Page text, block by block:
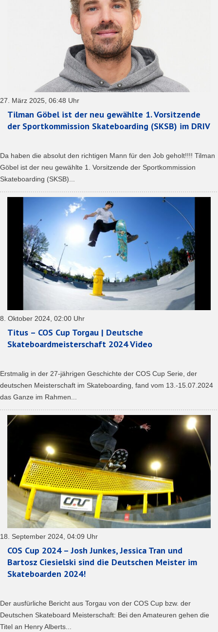
27. März 2025, 06:48 Uhr
Tilman Göbel ist der neu gewählte 1. Vorsitzende
der Sportkommission Skateboarding (SKSB) im DRIV
Da haben die absolut den richtigen Mann für den Job geholt!!!! Tilman
Göbel ist der neu gewählte 1. Vorsitzende der Sportkommission
Skateboarding (SKSB)...
8. Oktober 2024, 02:00 Uhr
Titus – COS Cup Torgau | Deutsche
Skateboardmeisterschaft 2024 Video
Erstmalig in der 27-jährigen Geschichte der COS Cup Serie, der
deutschen Meisterschaft im Skateboarding, fand vom 13.-15.07.2024
das Ganze im Rahmen...
18. September 2024, 04:09 Uhr
COS Cup 2024 – Josh Junkes, Jessica Tran und
Bartosz Ciesielski sind die Deutschen Meister im
Skateboarden 2024!
Der ausfürliche Bericht aus Torgau von der COS Cup bzw. der
Deutschen Skateboard Meisterschaft: Bei den Amateuren gehen die
Titel an Henry Alberts...